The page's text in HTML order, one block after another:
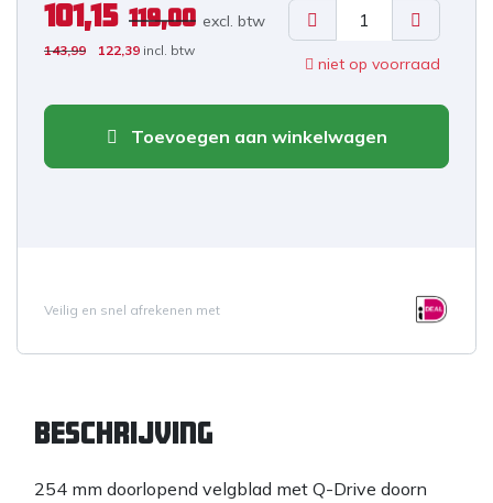
101,15 119,00 excl. btw
143,99 122,39 incl. btw
niet op voorraad
Toevoegen aan winkelwagen
Veilig en snel afrekenen met
Beschrijving
254 mm doorlopend velgblad met Q-Drive doorn